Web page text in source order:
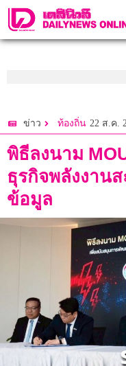
ข่าว ท้องถิ่น 22 ส.ค.
พิธีลงนาม
ธุรกิจพลังงาน
ข้อมูล